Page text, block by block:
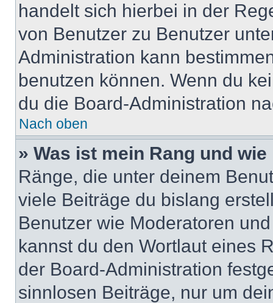
handelt sich hierbei in der
von Benutzer zu Benutzer
Administration kann
benutzen können. Wenn du
du die Board-Administration
Nach oben
» Was ist mein Rang und
Ränge, die unter deinem
viele Beiträge du bislang
Benutzer wie Moderatoren
kannst du den Wortlaut eines
der Board-Administration
sinnlosen Beiträge, nur um